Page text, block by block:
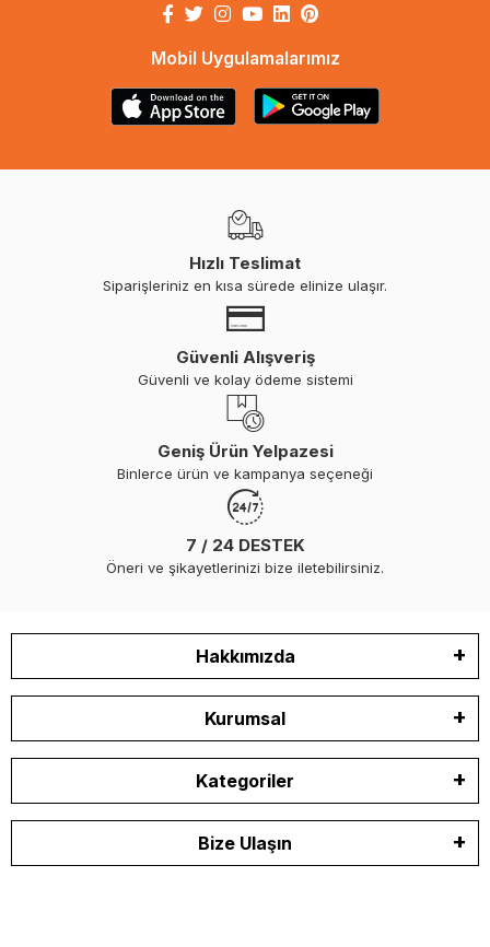
Mobil Uygulamalarımız
Hızlı Teslimat
Siparişleriniz en kısa sürede elinize ulaşır.
Güvenli Alışveriş
Güvenli ve kolay ödeme sistemi
Geniş Ürün Yelpazesi
Binlerce ürün ve kampanya seçeneği
7 / 24 DESTEK
Öneri ve şikayetlerinizi bize iletebilirsiniz.
Hakkımızda
Kurumsal
Kategoriler
Bize Ulaşın